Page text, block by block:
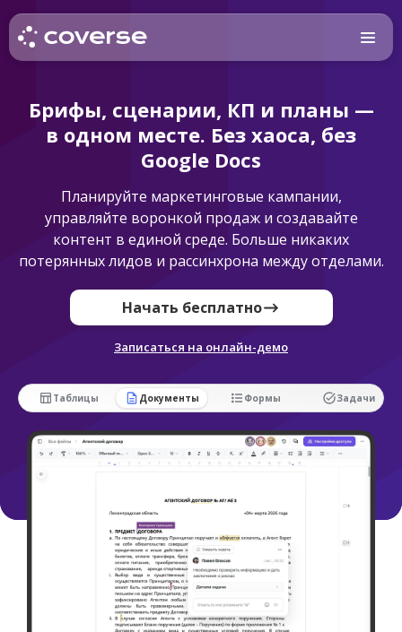
Брифы, сценарии, КП и планы —
в одном месте. Без хаоса, без
Google Docs
Планируйте маркетинговые кампании,
управляйте воронкой продаж и создавайте
контент в единой среде. Больше никаких
потерянных лидов и рассинхрона между отделами.
Начать бесплатно
Записаться на онлайн-демо